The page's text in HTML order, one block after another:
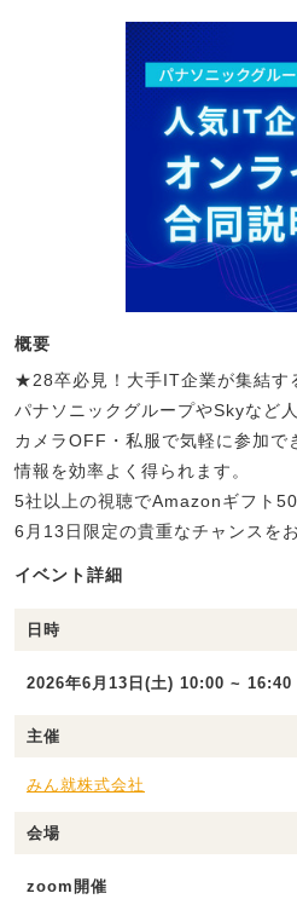
概要
★28卒必見！大手IT企業が集結す
パナソニックグループやSkyなど
カメラOFF・私服で気軽に参加で
情報を効率よく得られます。
5社以上の視聴でAmazonギフト
6月13日限定の貴重なチャンスを
イベント詳細
日時
2026年6月13日(土) 10:00 ~ 16:40
主催
みん就株式会社
会場
zoom開催